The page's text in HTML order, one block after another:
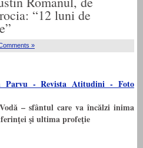
“12 luni de
»
– sfântul care va încălzi inima
şi ultima profeţie